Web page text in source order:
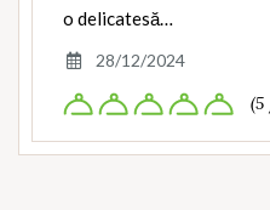
o delicatesă…
28/12/2024